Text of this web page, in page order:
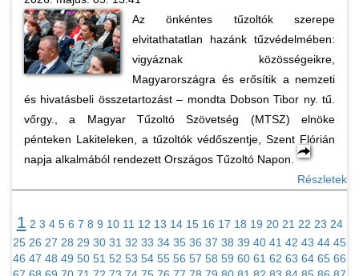
Az önkéntes tűzoltók szerepe
elvitathatatlan hazánk tűzvédelmében:
vigyáznak közösségeikre,
Magyarországra és erősítik a nemzeti
és hivatásbeli összetartozást – mondta Dobson Tibor ny. tű.
vőrgy., a Magyar Tűzoltó Szövetség (MTSZ) elnöke
pénteken Lakiteleken, a tűzoltók védőszentje, Szent Flórián
napja alkalmából rendezett Országos Tűzoltó Napon.
Részletek
1 2 3 4 5 6 7 8 9 10 11 12 13 14 15 16 17 18 19 20 21 22 23 24
25 26 27 28 29 30 31 32 33 34 35 36 37 38 39 40 41 42 43 44 45
46 47 48 49 50 51 52 53 54 55 56 57 58 59 60 61 62 63 64 65 66